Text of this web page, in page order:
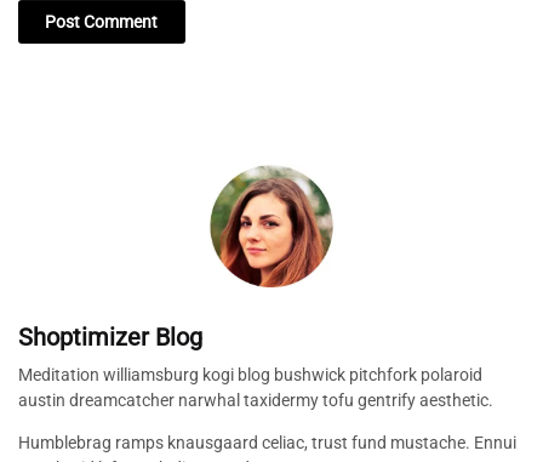
Shoptimizer Blog
Meditation williamsburg kogi blog bushwick pitchfork polaroid
austin dreamcatcher narwhal taxidermy tofu gentrify aesthetic.
Humblebrag ramps knausgaard celiac, trust fund mustache. Ennui